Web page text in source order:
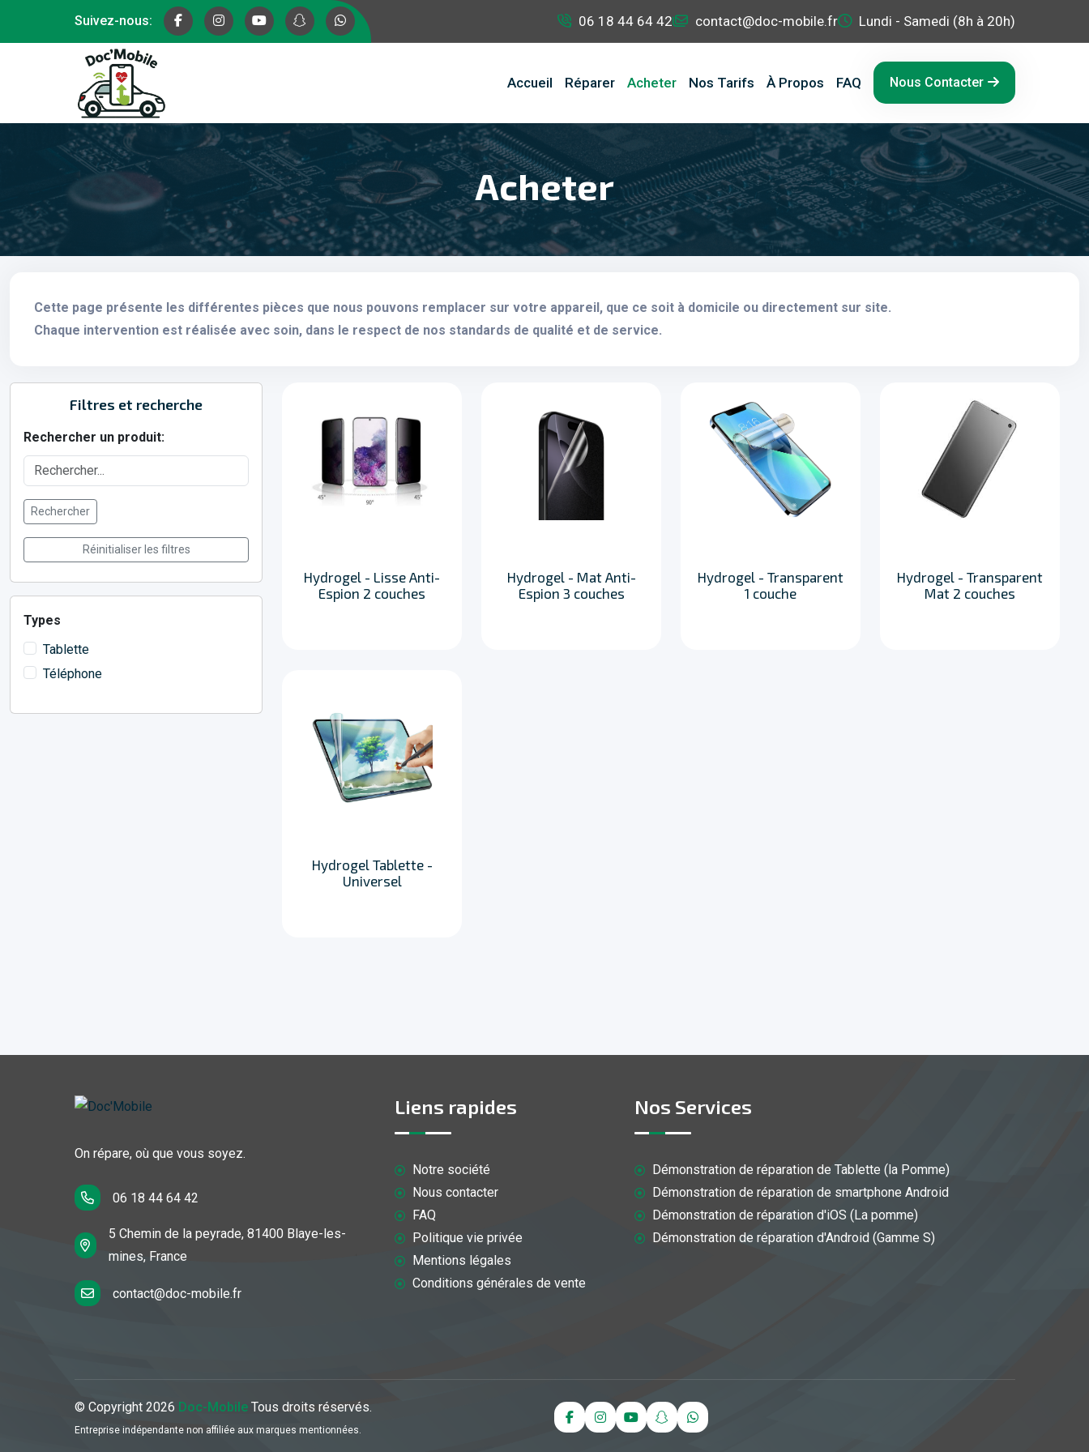
Suivez-nous: 06 18 44 64 42 contact@doc-mobile.fr Lundi - Samedi (8h à 20h)
Accueil Réparer Acheter Nos Tarifs À Propos FAQ Nous Contacter
Acheter
Cette page présente les différentes pièces que nous pouvons remplacer sur votre appareil, que ce soit à domicile ou directement sur site.
Chaque intervention est réalisée avec soin, dans le respect de nos standards de qualité et de service.
Filtres et recherche
Rechercher un produit:
Rechercher
Réinitialiser les filtres
Types
Tablette
Téléphone
Hydrogel - Lisse Anti-
Espion 2 couches
Hydrogel - Mat Anti-
Espion 3 couches
Hydrogel - Transparent
1 couche
Hydrogel - Transparent
Mat 2 couches
Hydrogel Tablette -
Universel
On répare, où que vous soyez.
06 18 44 64 42
5 Chemin de la peyrade, 81400 Blaye-les-
mines, France
contact@doc-mobile.fr
Liens rapides
Notre société
Nous contacter
FAQ
Politique vie privée
Mentions légales
Conditions générales de vente
Nos Services
Démonstration de réparation de Tablette (la Pomme)
Démonstration de réparation de smartphone Android
Démonstration de réparation d'iOS (La pomme)
Démonstration de réparation d'Android (Gamme S)
© Copyright 2026 Doc-MobileTous droits réservés.
Entreprise indépendante non affiliée aux marques mentionnées.